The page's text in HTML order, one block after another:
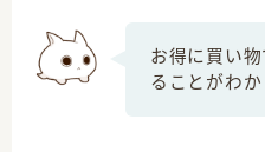
原神グッズ情報
お得に買い
ることがわか